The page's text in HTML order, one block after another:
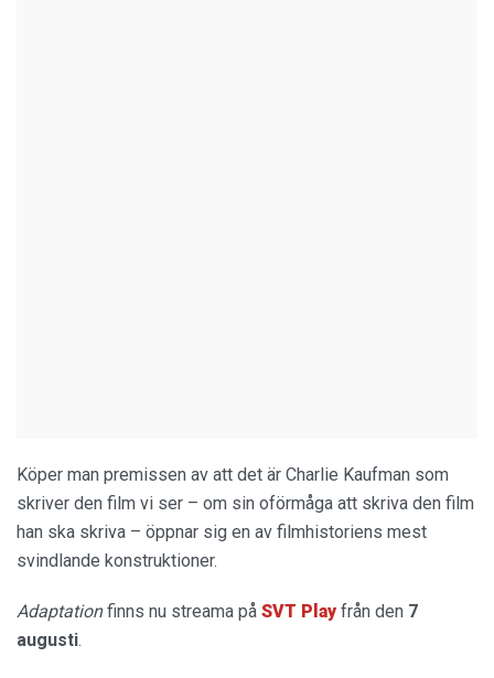
Köper man premissen av att det är Charlie Kaufman som
skriver den film vi ser – om sin oförmåga att skriva den film
han ska skriva – öppnar sig en av filmhistoriens mest
svindlande konstruktioner.
Adaptationfinns nu streama på SVT Playfrån den 7
augusti.